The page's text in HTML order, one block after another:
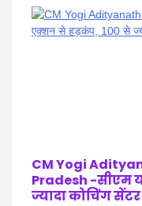
CM Yogi
Pradesh -सीएम
ज्यादा कोचिंग